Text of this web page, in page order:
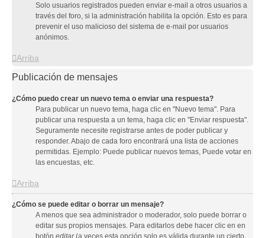
Solo usuarios registrados pueden enviar e-mail a otros usuarios a
través del foro, si la administración habilita la opción. Esto es para
prevenir el uso malicioso del sistema de e-mail por usuarios
anónimos.
Arriba
Publicación de mensajes
¿Cómo puedo crear un nuevo tema o enviar una respuesta?
Para publicar un nuevo tema, haga clic en "Nuevo tema". Para
publicar una respuesta a un tema, haga clic en "Enviar respuesta".
Seguramente necesite registrarse antes de poder publicar y
responder. Abajo de cada foro encontrará una lista de acciones
permitidas. Ejemplo: Puede publicar nuevos temas, Puede votar en
las encuestas, etc.
Arriba
¿Cómo se puede editar o borrar un mensaje?
A menos que sea administrador o moderador, solo puede borrar o
editar sus propios mensajes. Para editarlos debe hacer clic en en